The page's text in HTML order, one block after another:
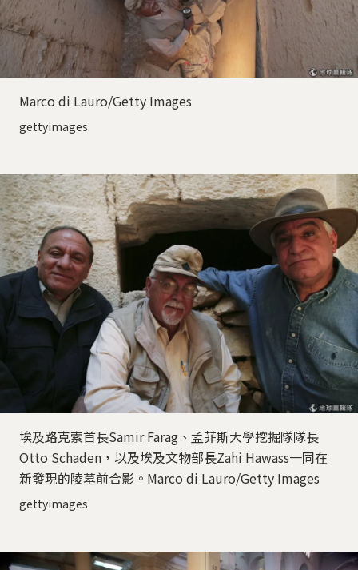
Marco di Lauro/Getty Images
gettyimages
埃及路克索首長Samir Farag、孟菲斯大學挖掘隊隊長
Otto Schaden，以及埃及文物部長Zahi Hawass一同在
新發現的陵墓前合影。Marco di Lauro/Getty Images
gettyimages